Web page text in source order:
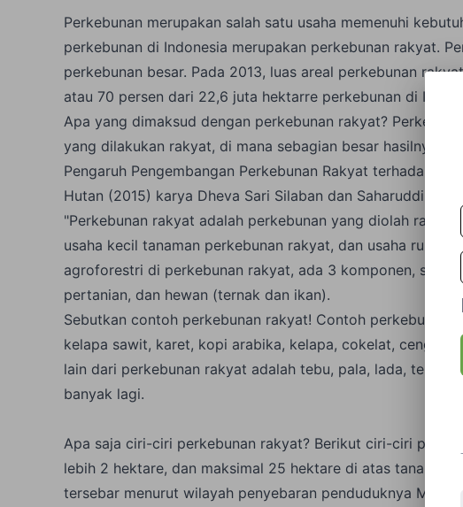
Perkebunan merupakan salah satu usaha memenuhi
perkebunan di Indonesia merupakan perkebunan rakyat.
perkebunan besar. Pada 2013, luas areal perkebunan
atau 70 persen dari 22,6 juta hektarre perkebunan di
Apa yang dimaksud dengan perkebunan rakyat?
yang dilakukan rakyat, di mana sebagian besar hasilnya
Pengaruh Pengembangan Perkebunan Rakyat terhadap
Hutan (2015) karya Dheva Sari Silaban dan Saharuddin,
"Perkebunan rakyat adalah perkebunan yang diolah rakyat
usaha kecil tanaman perkebunan rakyat, dan usaha rumah
agroforestri di perkebunan rakyat, ada 3 komponen,
pertanian, dan hewan (ternak dan ikan).
Sebutkan contoh perkebunan rakyat! Contoh perkebunan
kelapa sawit, karet, kopi arabika, kelapa, cokelat,
lain dari perkebunan rakyat adalah tebu, pala, lada, teh,
banyak lagi.
Apa saja ciri-ciri perkebunan rakyat? Berikut ciri-ciri
lebih 2 hektare, dan maksimal 25 hektare di atas tanah
tersebar menurut wilayah penyebaran penduduknya